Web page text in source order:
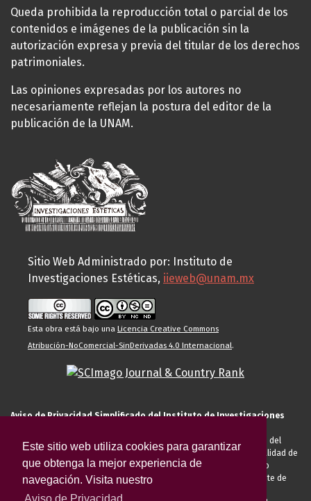
Este sitio web utiliza cookies para garantizar
que obtenga la mejor experiencia de
navegación. Visita nuestro
Queda prohibida la reproducción total o parcial de los
contenidos e imágenes de la publicación sin la
autorización expresa y previa del titular de los derechos
patrimoniales.
Las opiniones expresadas por los autores no
necesariamente reflejan la postura del editor de la
publicación de la UNAM.
Sitio Web Administrado por: Instituto de
Investigaciones Estéticas, iieweb@unam.mx
Esta obra está bajo una Licencia Creative Commons
Atribución-NoComercial-SinDerivadas 4.0 Internacional.
Aviso de Privacidad Simplificado del Instituto de Investigaciones
El Instituto de Investigaciones Estéticas de la UNAM, es responsable del
tratamiento de sus datos personales para el registro de usted en calidad de
alumno, docente, personal de la entidad académica, conferencista o
invitado externo (nacional o extranjero), visitante, proveedor o cliente de